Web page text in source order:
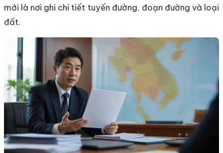
mới là nơi ghi chi tiết tuyến đường, đoạn đường và loại
đất.